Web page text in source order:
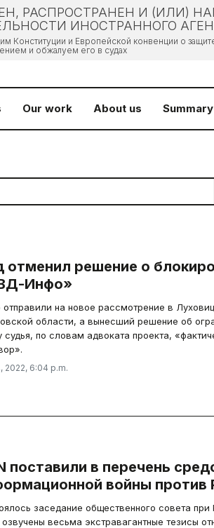
РАСПРОСТРАНЕН И (ИЛИ)
ИНОСТРАННОГО
Конституции и Европейской конвенции о
и обжалуем его в судах
Our work About us
отменил решение о
Инфо»
отправили на новое рассмотрение в
области, а вынесший решение об
судья, по словам адвоката проекта,
2022, 6:04 p.m.
поставили в перечень
войны против
заседание общественного совета при
весьма экстравагантные тезисы